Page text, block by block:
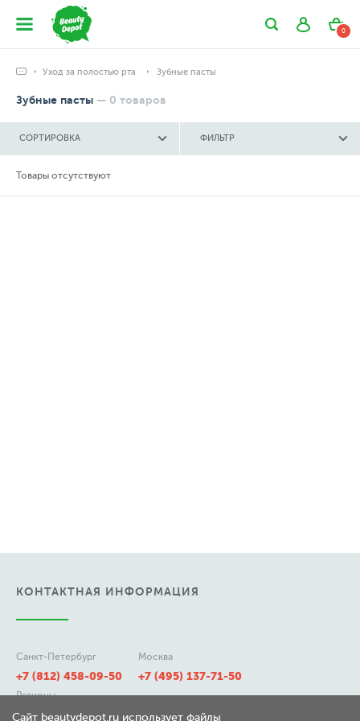
0
Уход за полостью рта Зубные пасты
Зубные пасты — 0 товаров
СОРТИРОВКА ФИЛЬТР
Товары отсутствуют
КОНТАКТНАЯ ИНФОРМАЦИЯ
Санкт-Петербург
+7 (812) 458-09-50
Москва
+7 (495) 137-71-50
Регионы
8 (800) 511-21-50
Сайт beautydepot.ru использует файлы